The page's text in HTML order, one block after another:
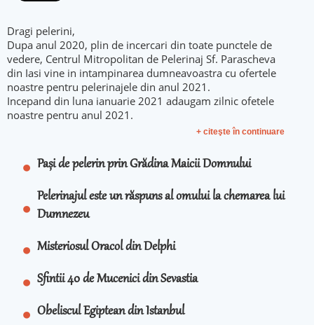
Dragi pelerini,
Dupa anul 2020, plin de incercari din toate punctele de
vedere, Centrul Mitropolitan de Pelerinaj Sf. Parascheva
din Iasi vine in intampinarea dumneavoastra cu ofertele
noastre pentru pelerinajele din anul 2021.
Incepand din luna ianuarie 2021 adaugam zilnic ofetele
noastre pentru anul 2021.
+ citeşte în continuare
Pași de pelerin prin Grădina Maicii Domnului
Pelerinajul este un răspuns al omului la chemarea lui
Dumnezeu
Misteriosul Oracol din Delphi
Sfintii 40 de Mucenici din Sevastia
Obeliscul Egiptean din Istanbul